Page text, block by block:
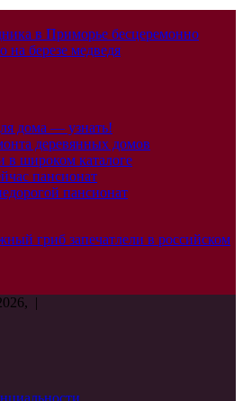
в Приморье бесцеремонно
на березе медведя
дома — узнать!
деревянных домов
в широком каталоге
пансионат
пансионат
гриб запечатлели в российском
|